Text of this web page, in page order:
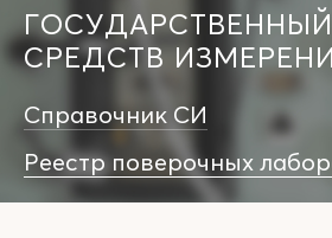
СРЕДСТВ
Справочник СИ
Реестр поверочных